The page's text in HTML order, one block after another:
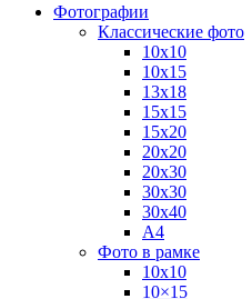
Фотографии
Классические фото
10х10
10х15
13х18
15х15
15х20
20х20
20х30
30х30
30х40
А4
Фото в рамке
10х10
10×15